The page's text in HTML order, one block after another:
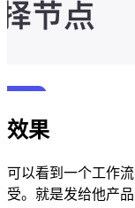
效果
可以看到一个工作
受。就是发给他产